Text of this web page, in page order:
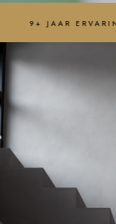
ERVARING ·